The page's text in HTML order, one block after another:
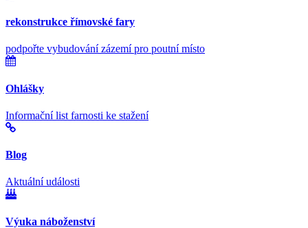
rekonstrukce římovské fary
podpořte vybudování zázemí pro poutní místo
Ohlášky
Informační list farnosti ke stažení
Blog
Aktuální události
Výuka náboženství